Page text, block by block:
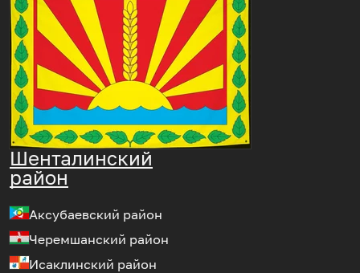
Шенталинский
район
Аксубаевский район
Черемшанский район
Исаклинский район